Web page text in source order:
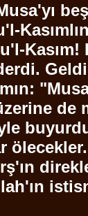
-
-
de